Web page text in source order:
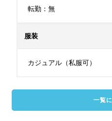
転勤：無
服装
カジュアル（私服可）
一覧